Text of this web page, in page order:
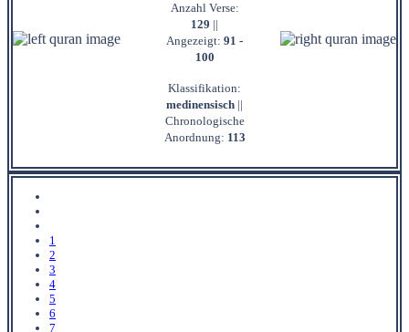
Anzahl Verse:
129 ||
Angezeigt: 91 -
100
Klassifikation:
medinensisch ||
Chronologische
Anordnung: 113
1
2
3
4
5
6
7